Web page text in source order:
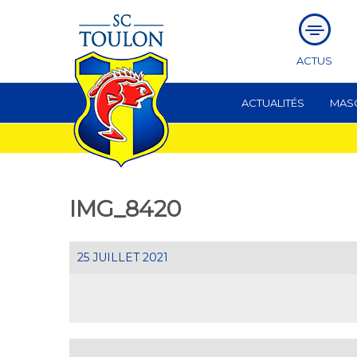
ACTUS
ACTUALITÉS
IMG_8420
25 JUILLET 2021